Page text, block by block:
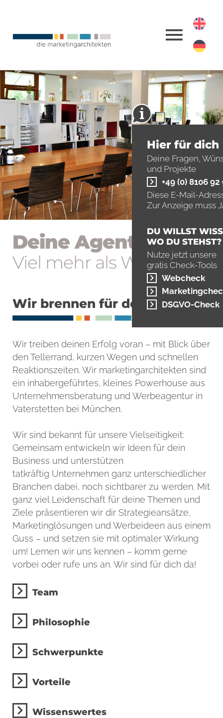
DeineAgentur
Viel mehr als Werbung
Wir brennen für deine Sache
Wir treiben deinen Erfolg voran – mit Blick über
den Tellerrand, kurzen Wegen und schnellen
Reaktionszeiten. Wir marketingarchitekten sind
ein inhabergeführtes, kleines Powerhouse aus
Unternehmensberatung und Werbeagentur in
Vaterstetten bei München.
Wir sind bekannt für unsere Vielseitigkeit:
Gemeinsam entwickeln wir Ideen für dein
Business und unterstützen
tatkräftig Unternehmen ganz unterschiedlicher
Branchen dabei, noch sichtbarer zu werden. Mit
ganz viel Leidenschaft für deine Themen und
Ziele präsentieren wir dir Strategieansätze,
Marketinglösungen und Werbeideen aus einem
Guss – und setzen sie mit optimaler Wirkung
um! Lernen wir uns kennen – komm gerne
vorbei oder rufe uns an. Wir sind für dich da!
Team
Philosophie
Schwerpunkte
Vorteile
Wissenswertes
Hier für dich
Deine Fragen,
und Projekte
+49 (0) 8106 92
Diese E-Mail-
Zur Anzeige muss
DU WILLST
WO DU STEHST?
Nutze jetzt unsere
gratis Check-Tools
Webcheck
DSGVO-Check